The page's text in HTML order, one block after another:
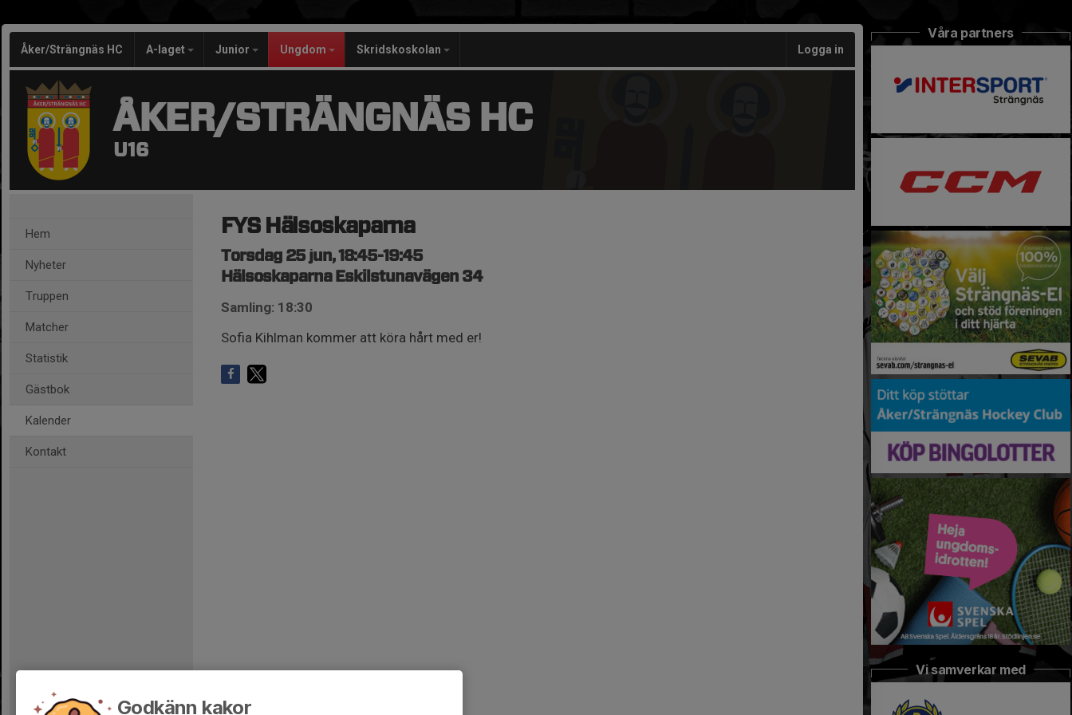
Åker/Strängnäs HC A-laget Junior Ungdom Skridskoskolan Logga in
ÅKER/STRÄNGNÄS HC
U16
Hem
Nyheter
Truppen
Matcher
Statistik
Gästbok
Kalender
Kontakt
FYS Hälsoskaparna
Torsdag 25 jun, 18:45-19:45
Hälsoskaparna Eskilstunavägen 34
Samling: 18:30
Sofia Kihlman kommer att köra hårt med er!
Våra partners
Vi samverkar med
Godkänn kakor